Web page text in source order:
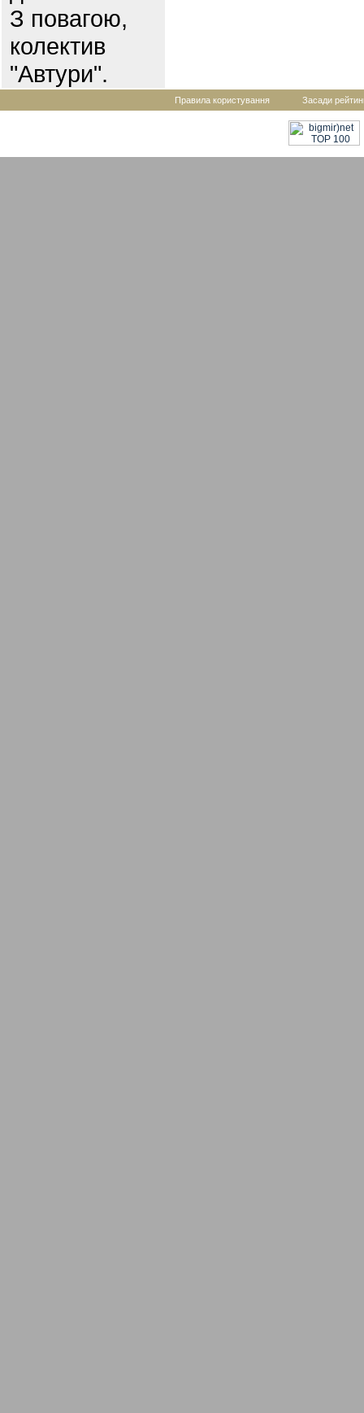
З повагою,
колектив
"Автури".
Правила користування Засади